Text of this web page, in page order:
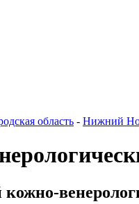
область - Нижний